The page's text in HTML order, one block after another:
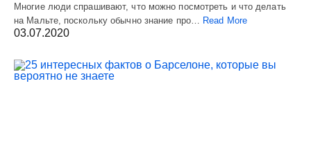
Многие люди спрашивают, что можно посмотреть и что делать
на Мальте, поскольку обычно знание про… Read More
03.07.2020